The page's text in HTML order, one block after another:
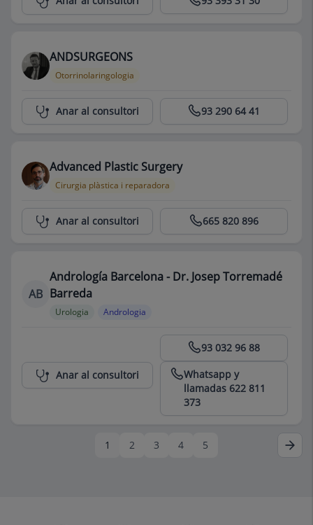
ANDSURGEONS
Otorrinolaringologia
Centro Médico Teknon 93 290 64 41
Anar al consultori
Advanced Plastic Surgery
Cirurgia plàstica i reparadora
Centro Médico Teknon 665 820 896
Anar al consultori
AB
Andrología Barcelona - Dr. Josep Torremadé
Barreda
Urologia Andrologia
93 032 96 88
Whatsapp y
llamadas 622 811
373
Anar al consultori
1 2 3 4 5